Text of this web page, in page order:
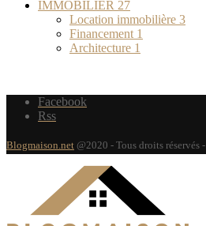
IMMOBILIER 27
Location immobilière 3
Financement 1
Architecture 1
Facebook
Rss
Blogmaison.net @2020 - Tous droits réservés -